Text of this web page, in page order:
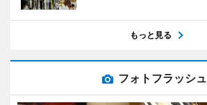
もっと見る
フォトフラッシュ